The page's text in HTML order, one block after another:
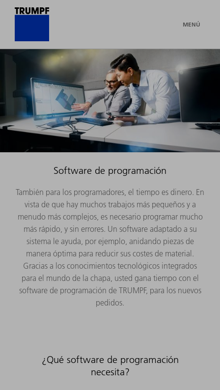
MENÚ
Software de programación
También para los programadores, el tiempo es dinero. En
vista de que hay muchos trabajos más pequeños y a
menudo más complejos, es necesario programar mucho
más rápido, y sin errores. Un software adaptado a su
sistema le ayuda, por ejemplo, anidando piezas de
manera óptima para reducir sus costes de material.
Gracias a los conocimientos tecnológicos integrados
para el mundo de la chapa, usted gana tiempo con el
software de programación de TRUMPF, para los nuevos
pedidos.
¿Qué software de programación
necesita?